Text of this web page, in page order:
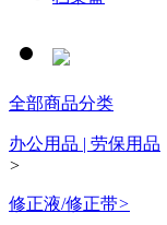
全部商品分类
办公用品 | 劳保用品
>
修正液/修正带>